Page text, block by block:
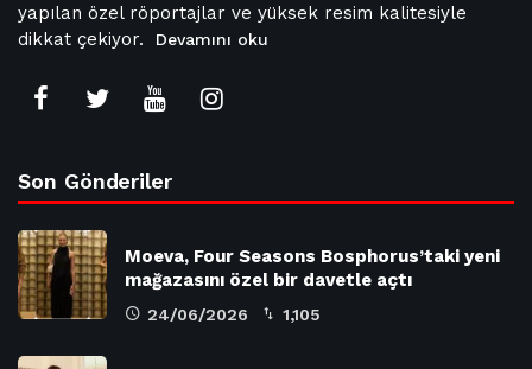
yapılan özel röportajlar ve yüksek resim kalitesiyle
dikkat çekiyor.
Devamını oku
Son Gönderiler
Moeva, Four Seasons Bosphorus’taki yeni
mağazasını özel bir davetle açtı
24/06/2026 1,105